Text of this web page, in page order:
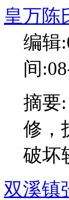
皇万陈
编辑
间
摘要
修，
破坏
双溪镇